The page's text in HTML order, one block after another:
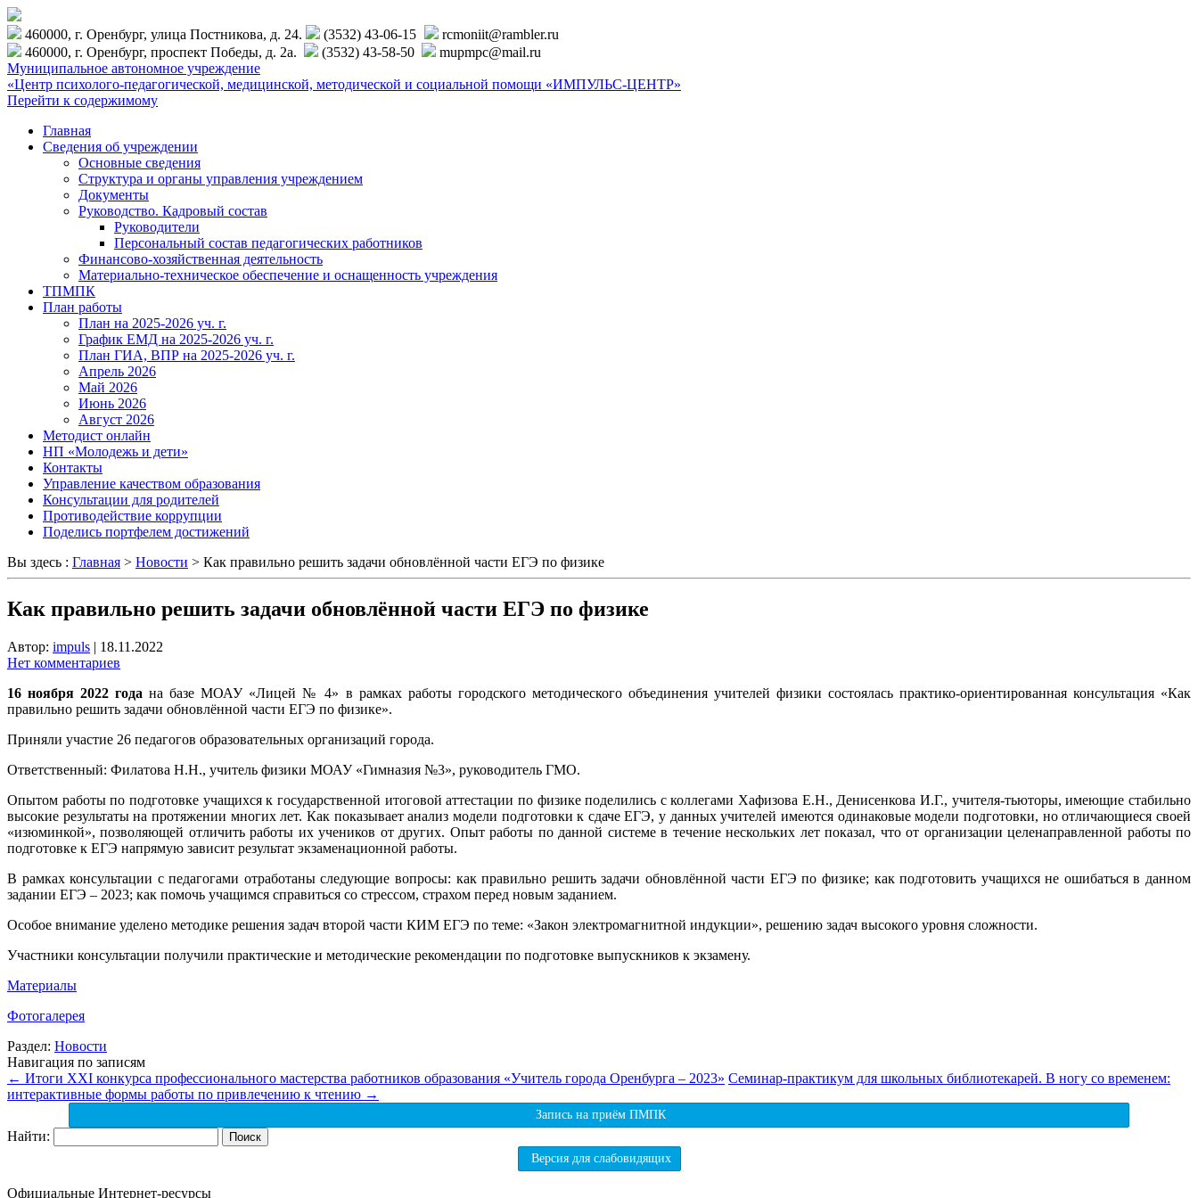
460000, г. Оренбург, улица Постникова, д. 24. (3532) 43-06-15
rcmoniit@rambler.ru
460000, г. Оренбург, проспект Победы, д. 2а.
(3532) 43-58-50
mupmpc@mail.ru
Муниципальное автономное учреждение
«Центр психолого-педагогической, медицинской, методической и социальной помощи «ИМПУЛЬС-ЦЕНТР»
Перейти к содержимому
Главная
Сведения об учреждении
Основные сведения
Структура и органы управления учреждением
Документы
Руководство. Кадровый состав
Руководители
Персональный состав педагогических работников
Финансово-хозяйственная деятельность
Материально-техническое обеспечение и оснащенность учреждения
ТПМПК
План работы
План на 2025-2026 уч. г.
График ЕМД на 2025-2026 уч. г.
План ГИА, ВПР на 2025-2026 уч. г.
Апрель 2026
Май 2026
Июнь 2026
Август 2026
Методист онлайн
НП «Молодежь и дети»
Контакты
Управление качеством образования
Консультации для родителей
Противодействие коррупции
Поделись портфелем достижений
Вы здесь : Главная > Новости > Как правильно решить задачи обновлённой части ЕГЭ по физике
Как правильно решить задачи обновлённой части ЕГЭ по физике
Автор: impuls | 18.11.2022
Нет комментариев
16 ноября 2022 года на базе МОАУ «Лицей № 4» в рамках работы городского методического объединения учителей физики состоялась практико-ориентированная консультация «Как
правильно решить задачи обновлённой части ЕГЭ по физике».
Приняли участие 26 педагогов образовательных организаций города.
Ответственный: Филатова Н.Н., учитель физики МОАУ «Гимназия №3», руководитель ГМО.
Опытом работы по подготовке учащихся к государственной итоговой аттестации по физике поделились с коллегами Хафизова Е.Н., Денисенкова И.Г., учителя-тьюторы, имеющие стабильно
высокие результаты на протяжении многих лет. Как показывает анализ модели подготовки к сдаче ЕГЭ, у данных учителей имеются одинаковые модели подготовки, но отличающиеся своей
«изюминкой», позволяющей отличить работы их учеников от других. Опыт работы по данной системе в течение нескольких лет показал, что от организации целенаправленной работы по
подготовке к ЕГЭ напрямую зависит результат экзаменационной работы.
В рамках консультации с педагогами отработаны следующие вопросы: как правильно решить задачи обновлённой части ЕГЭ по физике; как подготовить учащихся не ошибаться в данном
задании ЕГЭ – 2023; как помочь учащимся справиться со стрессом, страхом перед новым заданием.
Особое внимание уделено методике решения задач второй части КИМ ЕГЭ по теме: «Закон электромагнитной индукции», решению задач высокого уровня сложности.
Участники консультации получили практические и методические рекомендации по подготовке выпускников к экзамену.
Материалы
Фотогалерея
Раздел: Новости
Навигация по записям
← Итоги XXI конкурса профессионального мастерства работников образования «Учитель города Оренбурга – 2023» Семинар-практикум для школьных библиотекарей. В ногу со временем:
интерактивные формы работы по привлечению к чтению →
Запись на приём ПМПК
Найти:
Версия для слабовидящих
Официальные Интернет-ресурсы